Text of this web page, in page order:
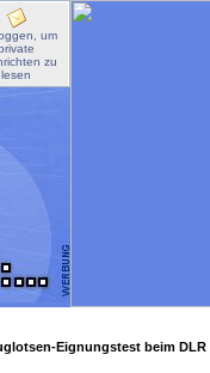
um
zu
lesen
Eignungstest beim DLR